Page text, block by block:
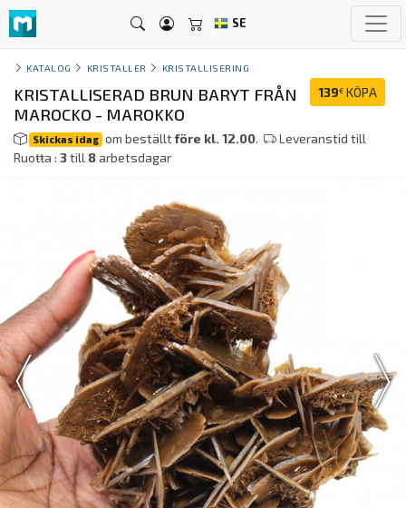
SE
KATALOG KRISTALLER KRISTALLISERING
139€ KÖPA
KRISTALLISERAD BRUN BARYT FRÅN
MAROCKO - MAROKKO
Skickas idag om beställtföre kl. 12.00.
Leveranstid till
Ruoŧŧa : 3till 8arbetsdagar